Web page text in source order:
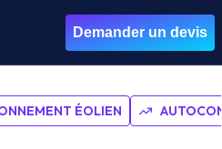
Demander un devis
ÉOLIEN